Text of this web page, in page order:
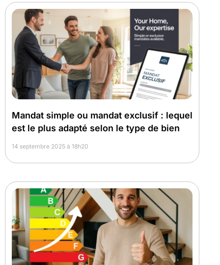
Mandat simple ou mandat exclusif : lequel
est le plus adapté selon le type de bien
14 septembre 2025 à 18h20